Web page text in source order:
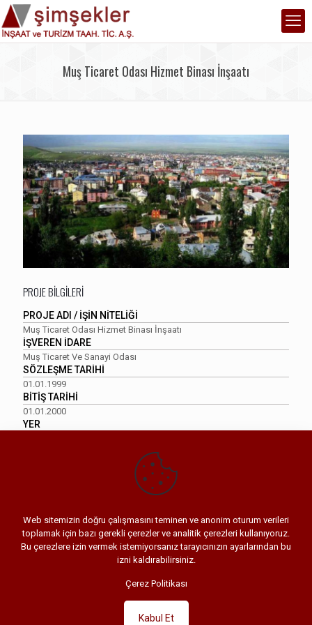
Muş Ticaret Odası Hizmet Binası İnşaatı
PROJE BİLGİLERİ
PROJE ADI / İŞİN NİTELİĞİ
Muş Ticaret Odası Hizmet Binası İnşaatı
İŞVEREN İDARE
Muş Ticaret Ve Sanayi Odası
SÖZLEŞME TARİHİ
01.01.1999
BİTİŞ TARİHİ
01.01.2000
YER
Paylaş
Web Tasarım :
Web sitemizin doğru çalışmasını teminen ve anonim oturum verileri
toplamak için bazı gerekli çerezler ve analitik çerezleri kullanıyoruz.
Bu çerezlere izin vermek istemiyorsanız tarayıcınızın ayarlarından bu
izni kaldırabilirsiniz.
Çerez Politikası
Kabul Et